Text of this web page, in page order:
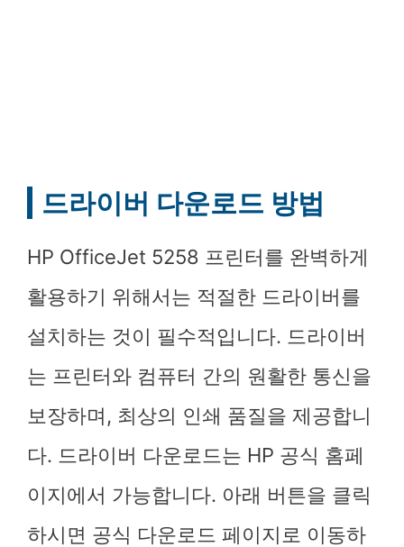
드라이버 다운로드 방법
HP OfficeJet 5258 프린터를 완벽하게
활용하기 위해서는 적절한 드라이버를
설치하는 것이 필수적입니다. 드라이버
는 프린터와 컴퓨터 간의 원활한 통신을
보장하며, 최상의 인쇄 품질을 제공합니
다. 드라이버 다운로드는 HP 공식 홈페
이지에서 가능합니다. 아래 버튼을 클릭
하시면 공식 다운로드 페이지로 이동하